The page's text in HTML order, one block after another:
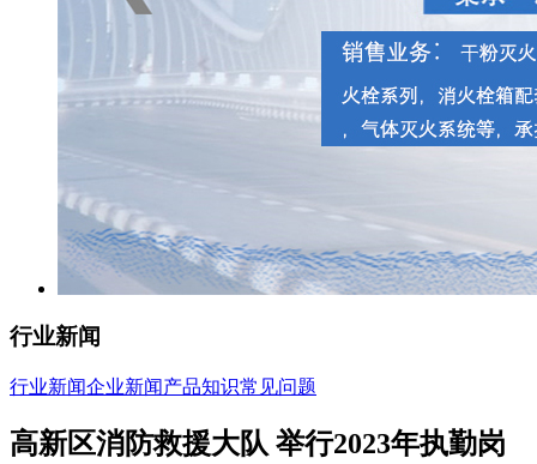
行业新闻
行业新闻企业新闻产品知识常见问题
高新区消防救援大队 举行2023年执勤岗